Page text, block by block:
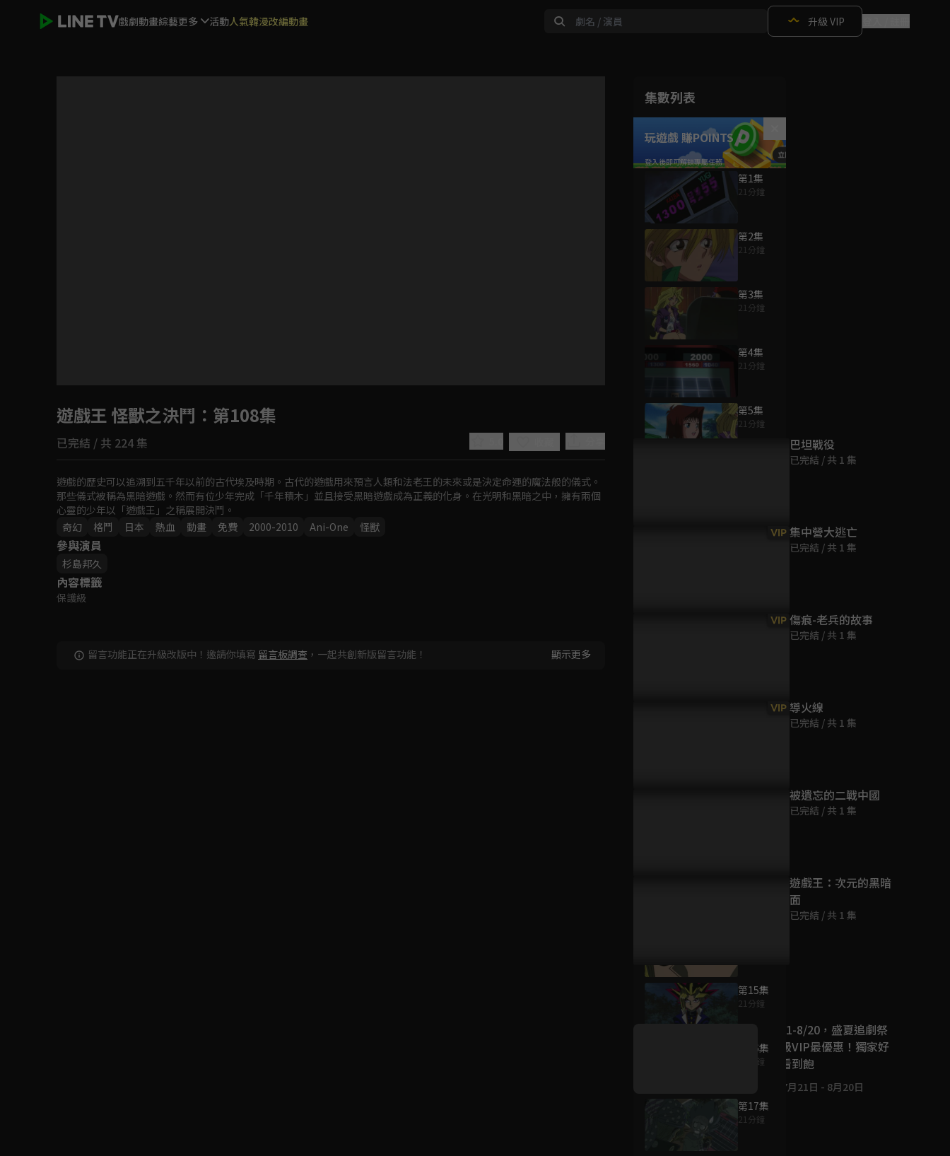
戲劇動畫綜藝更多 活動人氣韓漫改編動畫 升級 VIP
如有不便請見諒
回首頁
集數列表
玩遊戲 賺POINTS！
第1集
21分鐘
第2集
21分鐘
第3集
21分鐘
第4集
21分鐘
第5集
21分鐘
第15集
21分鐘
第16集
21分鐘
第17集
21分鐘
遊戲王 怪獸之決鬥 ：第108集
已完結 / 共 224 集
遊戲的歷史可以追溯到五千年以前的古代埃及時期。古代的遊戲用來預言人類和法老王的未來或是決定命運的魔法般的儀式。
那些儀式被稱為黑暗遊戲。然而有位少年完成「千年積木」並且接受黑暗遊戲成為正義的化身。在光明和黑暗之中，擁有兩個
心靈的少年以「遊戲王」之稱展開決鬥。
奇幻
格鬥 日本 熱血 動畫 免費 2000-2010 Ani-One 怪獸
參與演員
杉島邦久
內容標籤
保護級
留言功能正在升級改版中！邀請你填寫 留言板調查 ，一起共創新版留言功能！ 顯示更多
為您推薦
巴坦戰役
已完結 / 共 1 集
VIP 集中營大逃亡
已完結 / 共 1 集
VIP 傷痕-老兵的故事
已完結 / 共 1 集
VIP 導火線
已完結 / 共 1 集
被遺忘的二戰中國
已完結 / 共 1 集
遊戲王：次元的黑暗
面
已完結 / 共 1 集
好康資訊
7/21-8/20，盛夏追劇祭
升級VIP最優惠！獨家好
戲看到飽
7月21日 - 8月20日